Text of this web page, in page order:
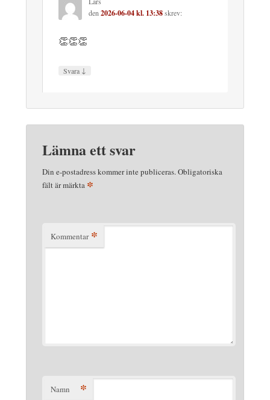
den2026-06-04 kl. 13:38skrev:
👏👏👏
Svara ↓
Lämna ett svar
Din e-postadress kommer inte publiceras.Obligatoriska
fält är märkta *
Kommentar *
Namn *